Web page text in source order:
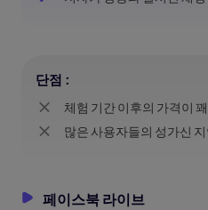
단점 :
체험 기간 이후의 가격이
많은 사용자들의 성가신
페이스북 라이브